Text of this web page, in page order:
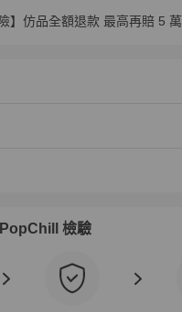
】仿品全額退款 最高再賠 5 萬
檢驗